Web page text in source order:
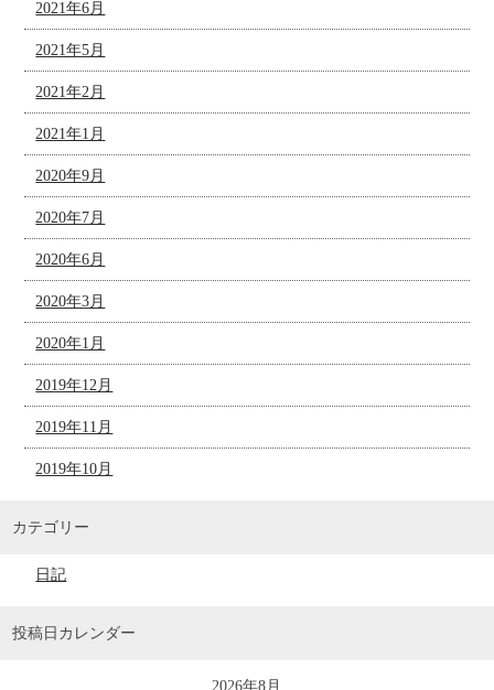
2021年6月
2021年5月
2021年2月
2021年1月
2020年9月
2020年7月
2020年6月
2020年3月
2020年1月
2019年12月
2019年11月
2019年10月
カテゴリー
日記
投稿日カレンダー
2026年8月